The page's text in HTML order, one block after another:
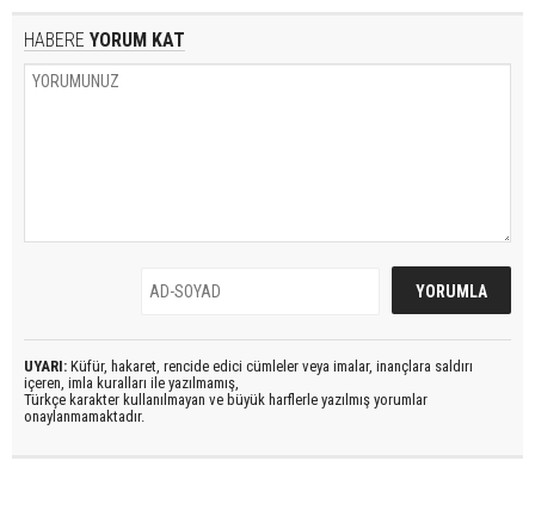
HABERE YORUM KAT
UYARI: Küfür, hakaret, rencide edici cümleler veya imalar, inançlara saldırı
içeren, imla kuralları ile yazılmamış,
Türkçe karakter kullanılmayan ve büyük harflerle yazılmış yorumlar
onaylanmamaktadır.